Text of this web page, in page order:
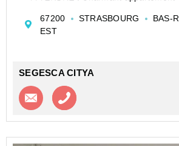
étage d'un immeuble de six niveaux,
67200 STRASBOURG BAS-
EST
SEGESCA CITYA
Contacter l'agence